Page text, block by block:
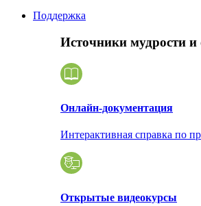
Поддержка
Источники мудрости и
Онлайн-документация
Интерактивная справка по
Открытые видеокурсы